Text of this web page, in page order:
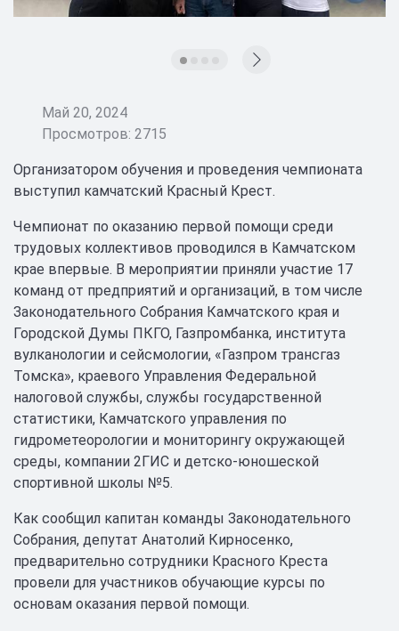
Май 20, 2024
Просмотров: 2715
Организатором обучения и проведения чемпионата
выступил камчатский Красный Крест.
Чемпионат по оказанию первой помощи среди
трудовых коллективов проводился в Камчатском
крае впервые. В мероприятии приняли участие 17
команд от предприятий и организаций, в том числе
Законодательного Собрания Камчатского края и
Городской Думы ПКГО, Газпромбанка, института
вулканологии и сейсмологии, «Газпром трансгаз
Томска», краевого Управления Федеральной
налоговой службы, службы государственной
статистики, Камчатского управления по
гидрометеорологии и мониторингу окружающей
среды, компании 2ГИС и детско-юношеской
спортивной школы №5.
Как сообщил капитан команды Законодательного
Собрания, депутат Анатолий Кирносенко,
предварительно сотрудники Красного Креста
провели для участников обучающие курсы по
основам оказания первой помощи.